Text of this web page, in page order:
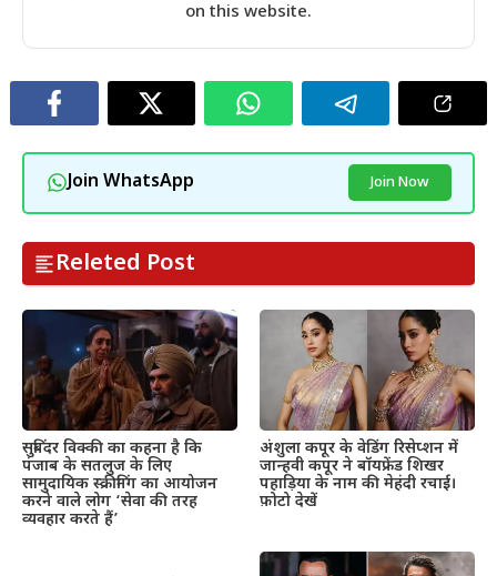
on this website.
Join WhatsApp Join Now
Releted Post
सुबिंदर विक्की का कहना है कि
पंजाब के सतलुज के लिए
सामुदायिक स्क्रीनिंग का आयोजन
करने वाले लोग ‘सेवा की तरह
व्यवहार करते हैं’
अंशुला कपूर के वेडिंग रिसेप्शन में
जान्हवी कपूर ने बॉयफ्रेंड शिखर
पहाड़िया के नाम की मेहंदी रचाई।
फ़ोटो देखें